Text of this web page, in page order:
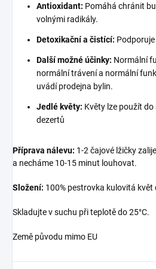
Antioxidant: Pomáhá chránit
volnými radikály.
Detoxikační a čistící:
Další možné účinky: Normální
normální trávení a normální
uvádí prodejna bylin.
Jedlé květy: Květy lze použít
dezertů
Příprava nálevu: 1-2 čajové lžičky
a necháme 10-15 minut louhovat.
Složení: 100% pestrovka kulovitá květ
Skladujte v suchu při teplotě do 25°C.
Země původu mimo EU